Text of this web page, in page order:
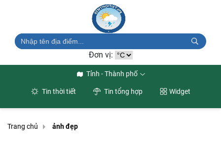
Đơn vị:
Tỉnh - Thành phố
Tin thời tiết Tin tổng hợp Widget
Trang chủ ảnh đẹp